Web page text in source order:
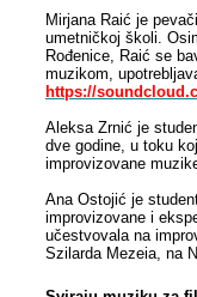
Mirjana Raić je
umetničkoj školi.
Rođenice, Raić se
muzikom,
https://
Aleksa Zrnić je
dve godine, u toku
improvizovane
Ana Ostojić je
improvizovane i
učestvovala na
Szilarda Mezeia, na